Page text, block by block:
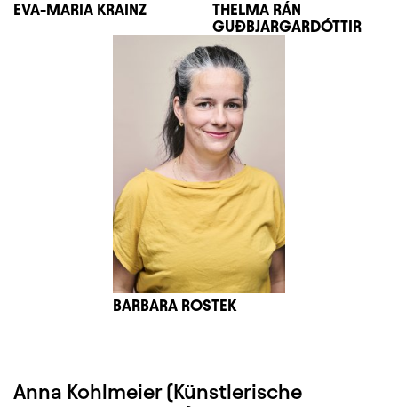
EVA-MARIA KRAINZ
THELMA RÁN
GUÐBJARGARDÓTTIR
BARBARA ROSTEK
Anna Kohlmeier (Künstlerische